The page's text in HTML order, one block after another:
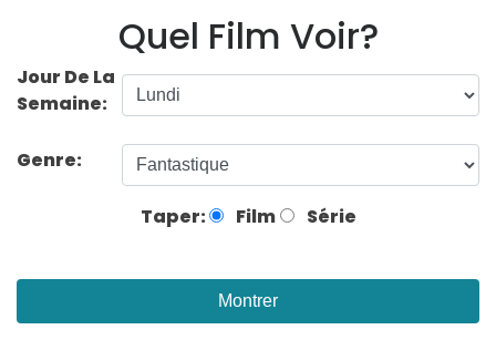
Quel Film Voir?
Jour De La
Semaine:
Genre:
Taper: Film Série
Montrer